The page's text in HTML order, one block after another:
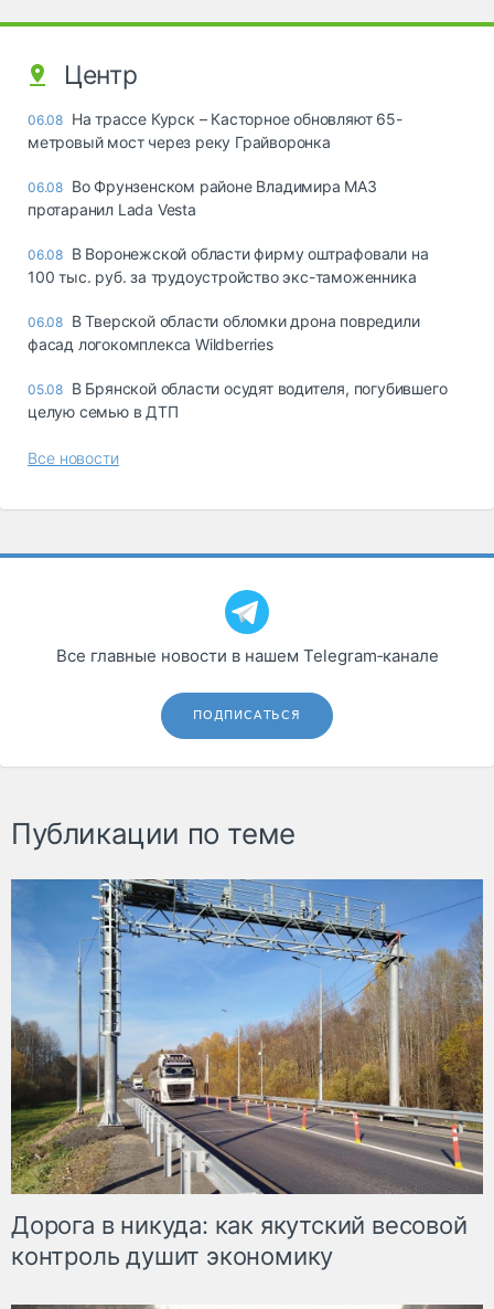
Центр
06.08 На трассе Курск – Касторное обновляют 65-
метровый мост через реку Грайворонка
06.08 Во Фрунзенском районе Владимира МАЗ
протаранил Lada Vesta
06.08 В Воронежской области фирму оштрафовали на
100 тыс. руб. за трудоустройство экс-таможенника
06.08 В Тверской области обломки дрона повредили
фасад логокомплекса Wildberries
05.08 В Брянской области осудят водителя, погубившего
целую семью в ДТП
Все новости
Все главные новости в нашем Telegram‑канале
ПОДПИСАТЬСЯ
Публикации по теме
Дорога в никуда: как якутский весовой
контроль душит экономику